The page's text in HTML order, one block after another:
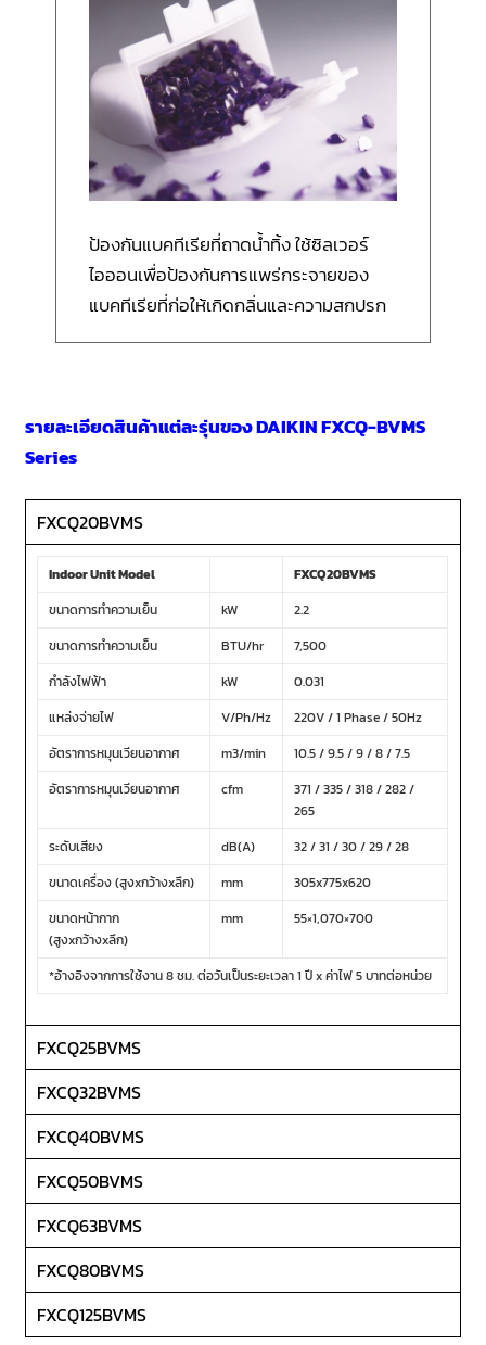
ป้องกันแบคทีเรียที่ถาดน้ำทิ้ง ใช้ซิลเวอร์
ไอออนเพื่อป้องกันการแพร่กระจายของ
แบคทีเรียที่ก่อให้เกิดกลิ่นและความสกปรก
รายละเอียดสินค้าแต่ละรุ่นของ DAIKIN FXCQ-BVMS
Series
FXCQ20BVMS
Indoor Unit Model
FXCQ20BVMS
ขนาดการทำความเย็น
kW
2.2
ขนาดการทำความเย็น
BTU/hr
7,500
กำลังไฟฟ้า
kW
0.031
แหล่งจ่ายไฟ
V/Ph/Hz
220V / 1 Phase / 50Hz
อัตราการหมุนเวียนอากาศ
m3/min
10.5 / 9.5 / 9 / 8 / 7.5
อัตราการหมุนเวียนอากาศ
cfm
371 / 335 / 318 / 282 /
265
ระดับเสียง
dB(A)
32 / 31 / 30 / 29 / 28
ขนาดเครื่อง (สูงxกว้างxลึก)
mm
305x775x620
ขนาดหน้ากาก
(สูงxกว้างxลึก)
mm 55×1,070×700
*อ้างอิงจากการใช้งาน 8 ชม. ต่อวันเป็นระยะเวลา 1 ปี x ค่าไฟ 5 บาทต่อหน่วย
FXCQ25BVMS
FXCQ32BVMS
FXCQ40BVMS
FXCQ50BVMS
FXCQ63BVMS
FXCQ80BVMS
FXCQ125BVMS